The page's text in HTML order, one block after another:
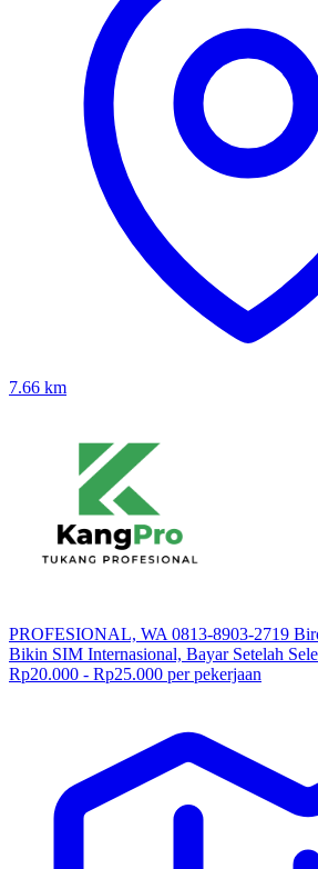
7.66 km
PROFESIONAL, WA 0813-8903-2719
Bikin SIM Internasional, Bayar Setelah
Rp20.000 - Rp25.000 per pekerjaan